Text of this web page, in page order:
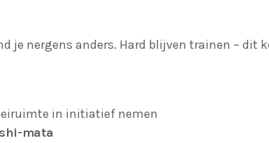
je nergens anders. Hard blijven trainen – dit
in initiatief nemen
mata